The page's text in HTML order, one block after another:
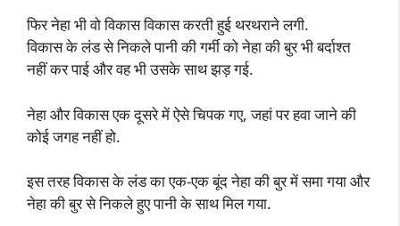
फिर नेहा भी वो विकास विकास करती हुई थरथराने लगी.
विकास के लंड से निकले पानी की गर्मी को नेहा की बुर भी बर्दाश्त
नहीं कर पाई और वह भी उसके साथ झड़ गई.
नेहा और विकास एक दूसरे में ऐसे चिपक गए, जहां पर हवा जाने की
कोई जगह नहीं हो.
इस तरह विकास के लंड का एक-एक बूंद नेहा की बुर में समा गया और
नेहा की बुर से निकले हुए पानी के साथ मिल गया.